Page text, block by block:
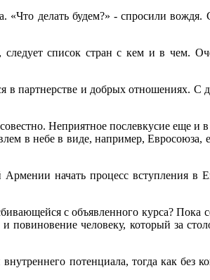
делать будем?» - спросили
список стран с кем и в чем.
партнерстве и добрых отношениях. С
Неприятное послевкусие еще и
в небе в виде, например, Евросоюза,
начать процесс вступления в
с объявленного курса?
человеку, который за
потенциала, тогда как без